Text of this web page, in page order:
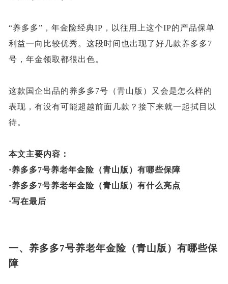
“养多多”，年金险经典IP，以往用上这个IP的产品保单
利益一向比较优秀。这段时间也出现了好几款养多多7
号，年金领取都很出色。
这款国企出品的养多多7号（青山版）又会是怎么样的
表现，有没有可能超越前面几款？接下来就一起拭目以
待。
本文主要内容：
·养多多7号养老年金险（青山版） 有哪些保障
·养多多7号养老年金险（青山版） 有什么亮点
·写在最后
一、 养多多7号养老年金险（青山版） 有哪些保
障